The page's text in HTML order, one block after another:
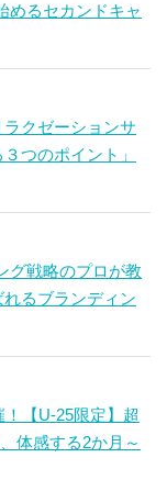
めるセカンドキャ
クゼーションサ
つのポイント」
グ戦略のプロが教
るブランディン
【U-25限定】超
体感する2か月～